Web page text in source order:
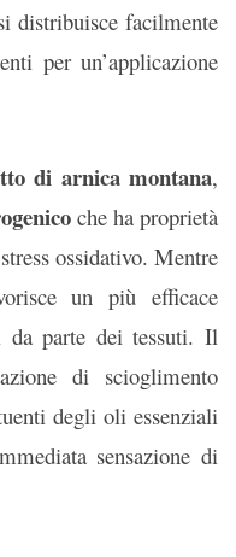
distribuisce facilmente
per un’applicazione
di arnica montana,
che ha proprietà
ossidativo. Mentre
un più efficace
da parte dei tessuti. Il
di scioglimento
degli oli essenziali
sensazione di